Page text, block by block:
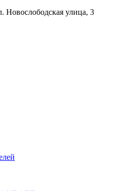
Новослободская улица, 3